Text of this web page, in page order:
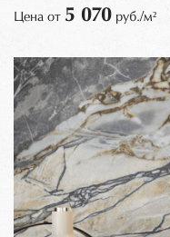
Цена от 5 070 руб./м²